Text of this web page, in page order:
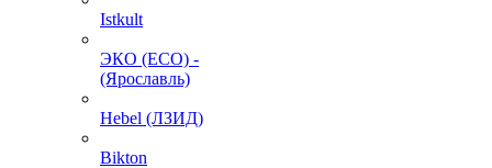
Istkult
ЭКО (ECO) -
(Ярославль)
Hebel (ЛЗИД)
Bikton